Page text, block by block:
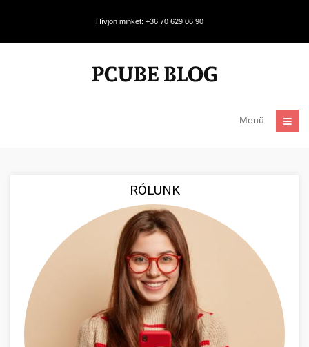
Hívjon minket: +36 70 629 06 90
Menü
RÓLUNK